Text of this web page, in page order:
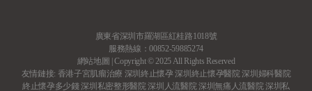
廣東省深圳市羅湖區紅桂路1018號
服務熱線：00852-59885274
網站地圖 | Copyright © 2025 All Rights Reserved
友情鏈接: 香港子宮肌瘤治療 深圳終止懷孕深圳終止懷孕醫院深圳婦科醫院
終止懷孕多少錢深圳私密整形醫院深圳人流醫院深圳無痛人流醫院深圳私